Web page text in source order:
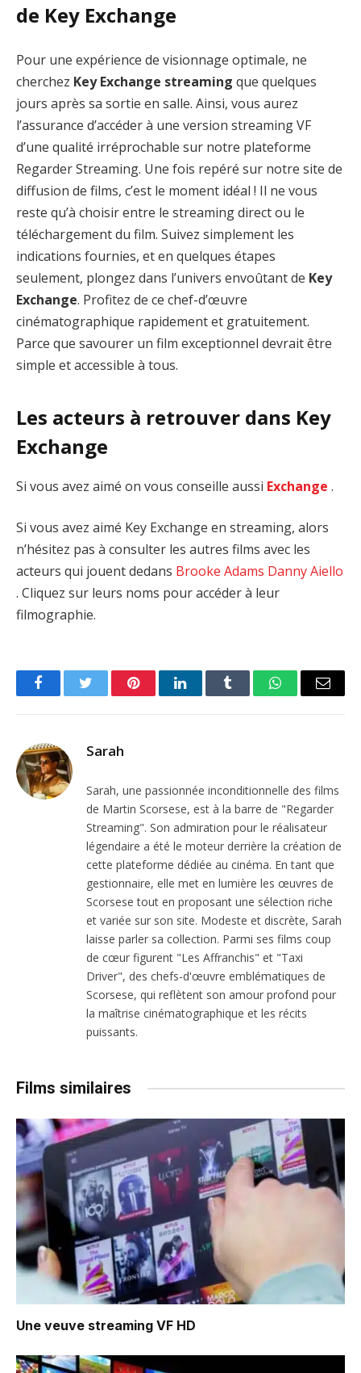
de Key Exchange
Pour une expérience de visionnage optimale, ne
cherchez Key Exchange streaming que quelques
jours après sa sortie en salle. Ainsi, vous aurez
l’assurance d’accéder à une version streaming VF
d’une qualité irréprochable sur notre plateforme
Regarder Streaming. Une fois repéré sur notre site de
diffusion de films, c’est le moment idéal ! Il ne vous
reste qu’à choisir entre le streaming direct ou le
téléchargement du film. Suivez simplement les
indications fournies, et en quelques étapes
seulement, plongez dans l’univers envoûtant de Key
Exchange. Profitez de ce chef-d’œuvre
cinématographique rapidement et gratuitement.
Parce que savourer un film exceptionnel devrait être
simple et accessible à tous.
Les acteurs à retrouver dans Key
Exchange
Si vous avez aimé on vous conseille aussi Exchange .
Si vous avez aimé Key Exchange en streaming, alors
n’hésitez pas à consulter les autres films avec les
acteurs qui jouent dedans Brooke Adams Danny Aiello
. Cliquez sur leurs noms pour accéder à leur
filmographie.
FacebookTwitter PinterestLinkedInTumblr WhatsAppEmail
Sarah
Sarah, une passionnée inconditionnelle des films
de Martin Scorsese, est à la barre de "Regarder
Streaming". Son admiration pour le réalisateur
légendaire a été le moteur derrière la création de
cette plateforme dédiée au cinéma. En tant que
gestionnaire, elle met en lumière les œuvres de
Scorsese tout en proposant une sélection riche
et variée sur son site. Modeste et discrète, Sarah
laisse parler sa collection. Parmi ses films coup
de cœur figurent "Les Affranchis" et "Taxi
Driver", des chefs-d'œuvre emblématiques de
Scorsese, qui reflètent son amour profond pour
la maîtrise cinématographique et les récits
puissants.
Films similaires
Une veuve streaming VF HD